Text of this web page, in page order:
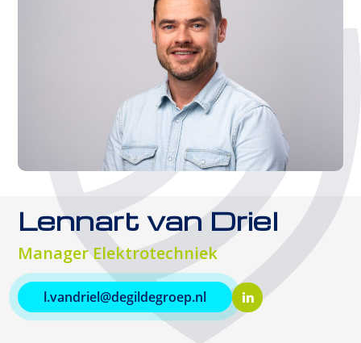
Lennart van Driel
Manager Elektrotechniek
l.vandriel@degildegroep.nl LinkedIn